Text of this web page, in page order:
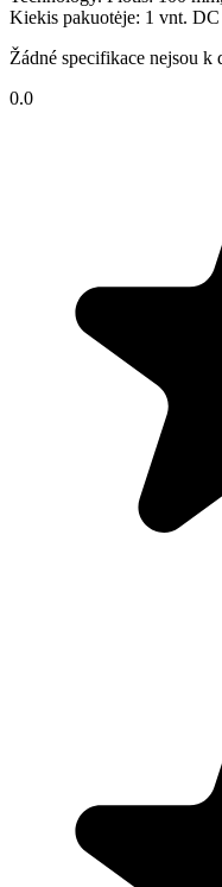
Kiekis pakuotėje: 1 vnt.
Žádné specifikace nejsou k
0.0